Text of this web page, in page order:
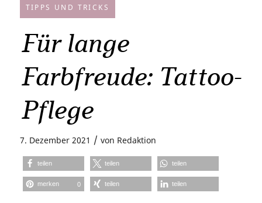
TIPPS UND TRICKS
Für lange
Farbfreude: Tattoo-
Pflege
7. Dezember 2021 / von Redaktion
teilen teilen teilen
merken 0 teilen teilen